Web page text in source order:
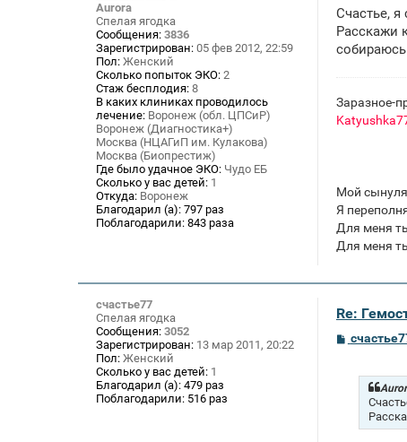
Aurora
Спелая ягодка
Сообщения: 3836
Зарегистрирован: 05 фев 2012, 22:59
Пол: Женский
Сколько попыток ЭКО: 2
Стаж бесплодия: 8
В каких клиниках проводилось
лечение: Воронеж (обл. ЦПСиР)
Воронеж (Диагностика+)
Москва (НЦАГиП им. Кулакова)
Москва (Биопрестиж)
Где было удачное ЭКО: Чудо ЕБ
Сколько у вас детей: 1
Откуда: Воронеж
Благодарил (а): 797 раз
Поблагодарили: 843 раза
б
щ
н
Счастье,
Расскажи
Заразное-
Мой
Я
Для меня
Для меня
счастье77
Спелая ягодка
Сообщения: 3052
Зарегистрирован: 13 мар 2011, 20:22
Пол: Женский
Сколько у вас детей: 1
Благодарил (а): 479 раз
Поблагодарили: 516 раз
Re:
С